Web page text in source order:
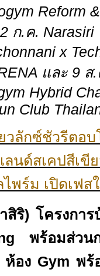
Reform
ก. ค. Narasiri
x
และ 9 ส.
Hybrid
Club
วลักซ์ชัวรีตอ
ลนด์สเคปสีเขี
ไพร์ม เปิดเฟ
สิริ) โครงกา
พร้อมส่วน
ห้อง Gym พร้